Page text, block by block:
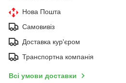
Нова Пошта
Самовивіз
Доставка кур'єром
Транспортна компанія
Всі умови доставки